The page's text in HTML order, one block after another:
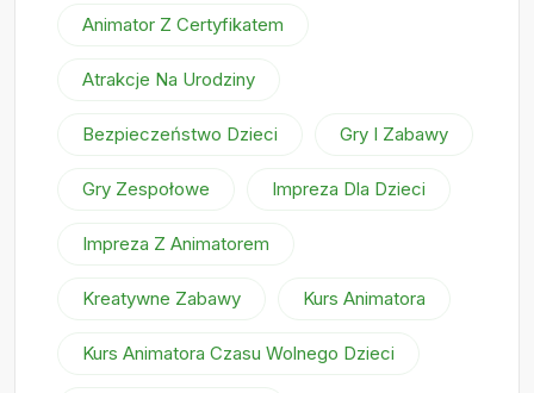
Animator Z Certyfikatem
Atrakcje Na Urodziny
Bezpieczeństwo Dzieci Gry I Zabawy
Gry Zespołowe Impreza Dla Dzieci
Impreza Z Animatorem
Kreatywne Zabawy Kurs Animatora
Kurs Animatora Czasu Wolnego Dzieci